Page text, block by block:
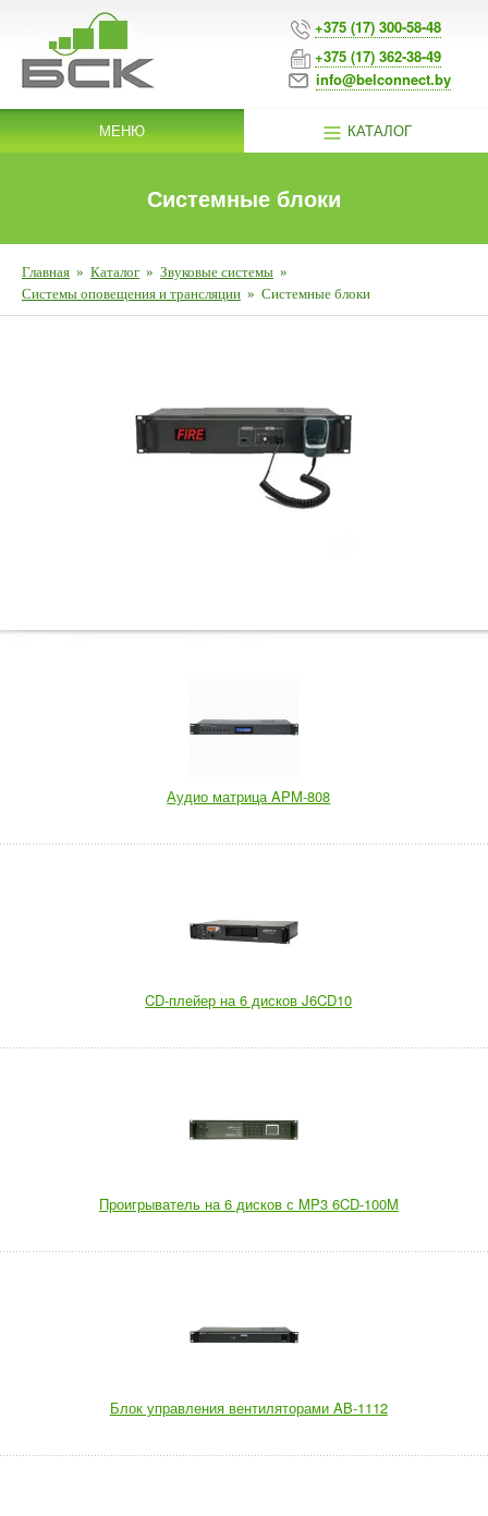
+375 (17) 300-58-48
+375 (17) 362-38-49
info@belconnect.by
МЕНЮ КАТАЛОГ
Системные блоки
Главная » Каталог » Звуковые системы »
Системы оповещения и трансляции » Системные блоки
Аудио матрица APM-808
CD-плейер на 6 дисков J6CD10
Проигрыватель на 6 дисков с MP3 6CD-100M
Блок управления вентиляторами AB-1112